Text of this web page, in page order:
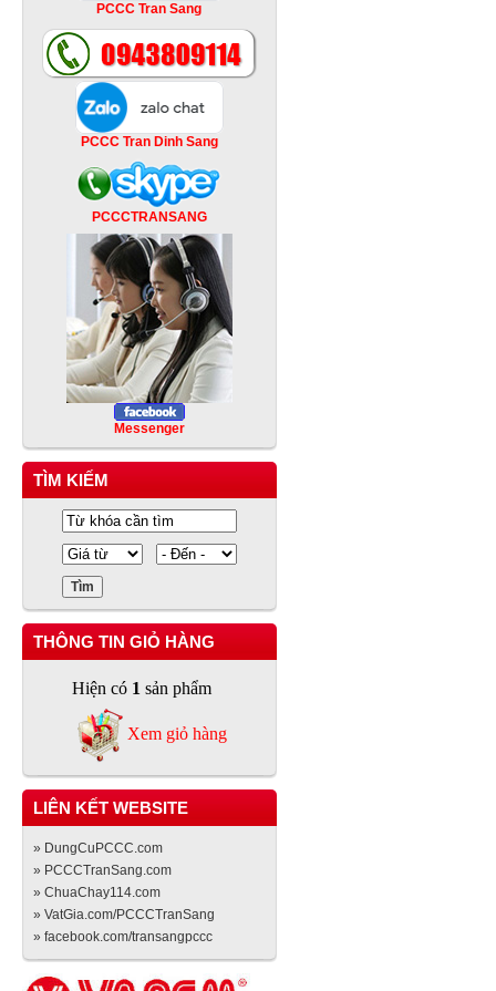
PCCC Tran Sang
PCCC Tran Dinh Sang
PCCCTRANSANG
Messenger
TÌM KIẾM
THÔNG TIN GIỎ HÀNG
Hiện có 1 sản phẩm
Xem giỏ hàng
LIÊN KẾT WEBSITE
» DungCuPCCC.com
» PCCCTranSang.com
» ChuaChay114.com
» VatGia.com/PCCCTranSang
» facebook.com/transangpccc